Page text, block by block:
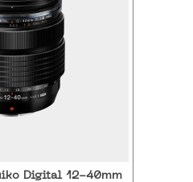
Digital 12-40mm